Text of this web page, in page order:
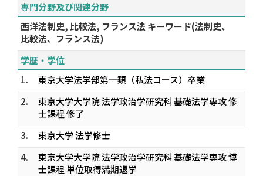
専門分野及び関連分野
西洋法制史, 比較法, フランス法 キーワード(法制史、
比較法、フランス法)
学歴・学位
1.
東京大学法学部第一類（私法コース）卒業
2.
東京大学大学院 法学政治学研究科 基礎法学専攻 修
士課程 修了
3.
東京大学 法学修士
4.
東京大学大学院 法学政治学研究科 基礎法学専攻 博
士課程 単位取得満期退学